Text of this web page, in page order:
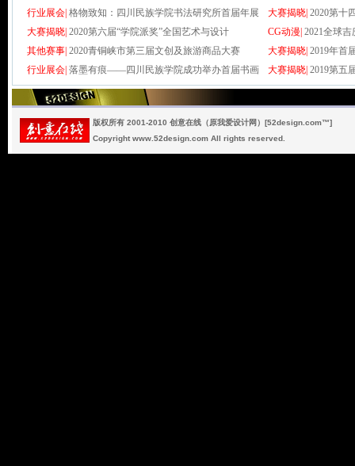
行业展会| 格物致知：四川民族学院书法研究所首届年展 大赛揭晓| 2020第十
大赛揭晓| 2020第六届“学院派奖”全国艺术与设计 CG动漫| 2021全球
其他赛事| 2020青铜峡市第三届文创及旅游商品大赛 大赛揭晓| 2019年首
行业展会| 落墨有痕——四川民族学院成功举办首届书画 大赛揭晓| 2019第五
版权所有 2001-2010 创意在线（原我爱设计网）[52design.com™]
Copyright www.52design.com All rights reserved.